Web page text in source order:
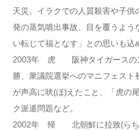
天災。イラクでの人質殺害や子供
発の蒸気噴出事故、目を覆うよう
い転じて福となす」との思いも込
2003年 虎 阪神タイガースの
勝、衆議院選挙へのマニフェスト
が声高に吠(ほ)えたこと、「虎の
ク派遣問題など。
2002年 帰 北朝鮮に拉致(らち)